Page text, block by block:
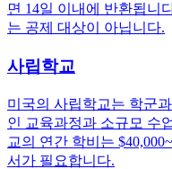
면 14일 이내에 반환됩니
는 공제 대상이 아닙니다.
사립학교
미국의 사립학교는 학군
인 교육과정과 소규모 수
교의 연간 학비는
서가 필요합니다.